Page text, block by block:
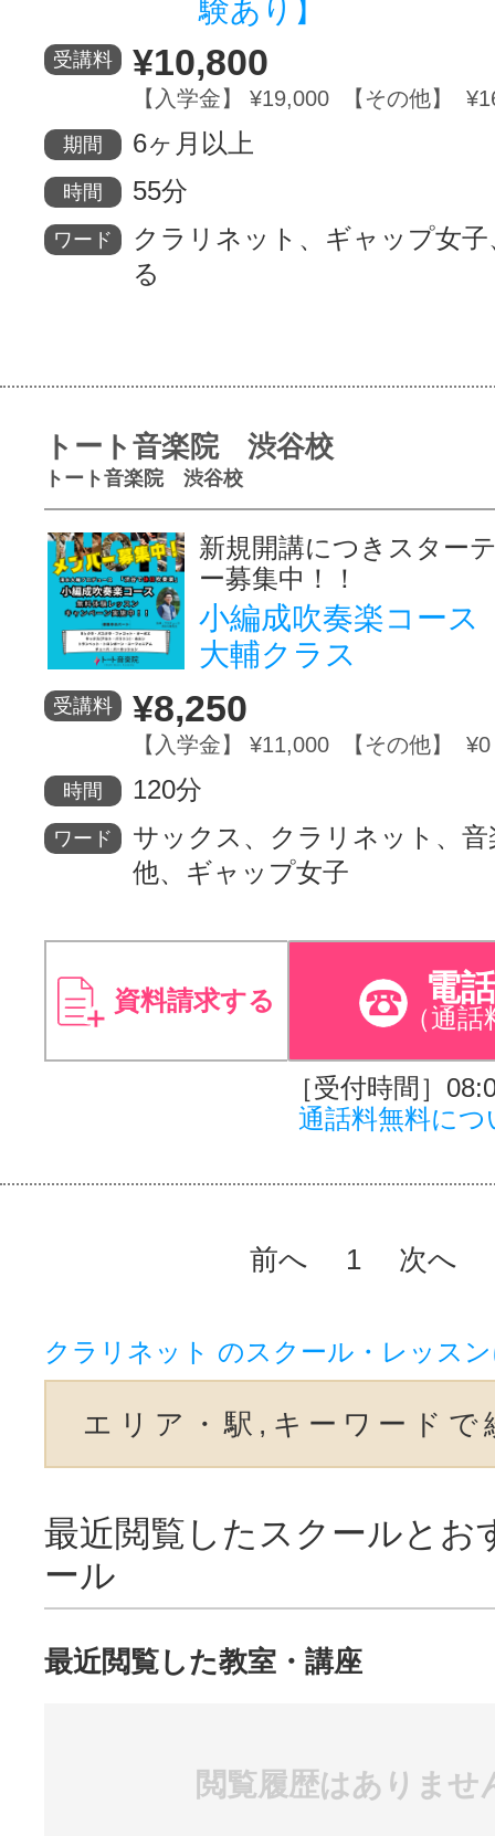
験あり】
受講料 ¥10,800
【入学金】 ¥19,000 【その他】
期間 6ヶ月以上
時間 55分
ワード
クラリネット、ギャップ女
る
トート音楽院 渋谷校
トート音楽院 渋谷校
新規開講につきスター
ー募集中！！
小編成吹奏楽コース
大輔クラス
受講料 ¥8,250
【入学金】 ¥11,000 【その他】 ¥0
時間 120分
ワード
サックス、クラリネット、
他、ギャップ女子
資料請求する 電
（通話
［受付時間］
通話料無料につ
前へ 1 次へ
クラリネット のスクール・レッス
エリア・駅,キーワードで
最近閲覧したスクールとお
ール
最近閲覧した教室・講座
閲覧履歴はありませ